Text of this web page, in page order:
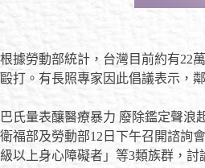
根據勞動部統計，台灣目前約有22
毆打。有長照專家因此倡議表示，
巴氏量表釀醫療暴力 廢除鑑定聲浪
衛福部及勞動部12日下午召開諮詢
級以上身心障礙者」等3類族群，